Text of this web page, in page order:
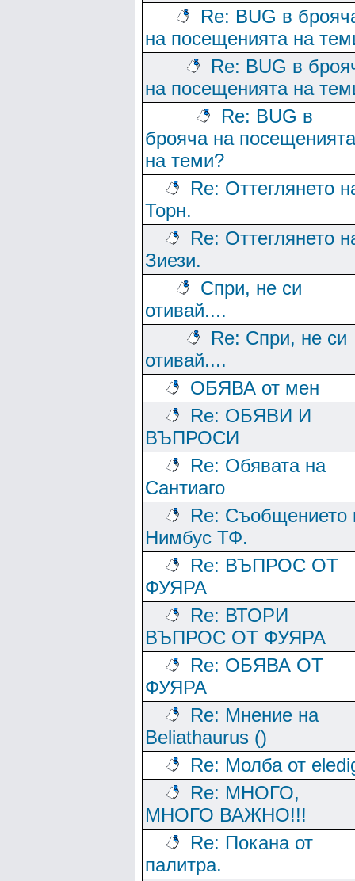
Re: BUG в
на посещенията на
Re: BUG в
на посещенията на
Re: BUG в
брояча на посещенията
на теми?
Re: Оттеглянето
Торн.
Re: Оттеглянето
Зиези.
Спри, не си
отивай....
Re: Спри, не си
отивай....
ОБЯВА от мен
Re: ОБЯВИ И
ВЪПРОСИ
Re: Обявата на
Сантиаго
Re: Съобщението
Нимбус ТФ.
Re: ВЪПРОС ОТ
ФУЯРА
Re: ВТОРИ
ВЪПРОС ОТ ФУЯРА
Re: ОБЯВА ОТ
ФУЯРА
Re: Мнение на
Beliathaurus ()
Re: Молба от
Re: МНОГО,
МНОГО ВАЖНО!!!
Re: Покана от
палитра.